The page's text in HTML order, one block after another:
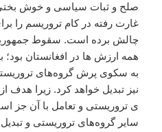
صلح و ثبات سیاسی و خوش
غارت رفته در کام تروریسم را
چالش برده است. سقوط
همه ارزش ها در افغانستان بود؛
به سکوی پرش گروه‌های
نیز تبدیل خواهد کرد. زیرا
ی تروریستی و تعامل با آن جز
سایر گروه‌های تروریستی و